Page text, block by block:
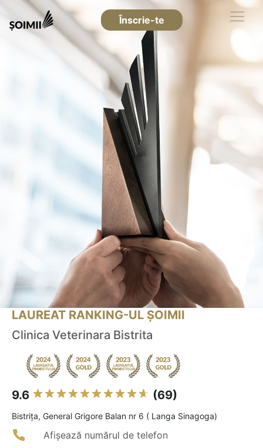
Înscrie-te
LAUREAT RANKING-UL ȘOIMII
Clinica Veterinara Bistrita
9.6 (69)
Bistriţa, General Grigore Balan nr 6 ( Langa Sinagoga)
Afișează numărul de telefon